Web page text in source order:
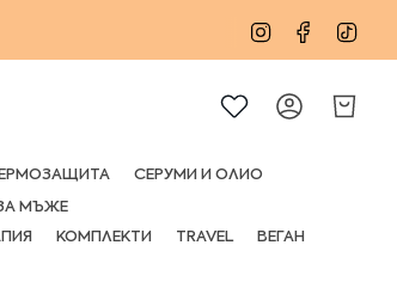
Instagram
Сметка
СЕРУМИ И ОЛИО
МЪЖЕ
КОМПЛЕКТИ TRAVEL
ВЕГАН